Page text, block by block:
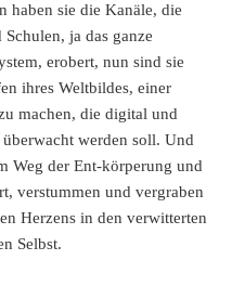
haben sie die Kanäle, die
ja das ganze
erobert, nun sind sie
ihres Weltbildes, einer
machen, die digital und
werden soll. Und
Weg der Ent-körperung und
verstummen und vergraben
Herzens in den verwitterten
Selbst.